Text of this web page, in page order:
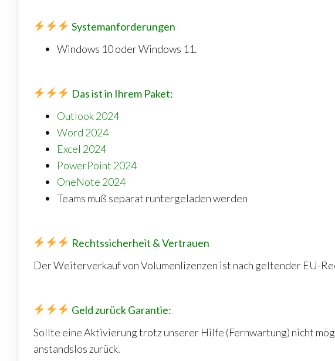
Systemanforderungen
Windows 10 oder Windows 11.
Das ist in Ihrem Paket:
Outlook 2024
Word 2024
Excel 2024
PowerPoint 2024
OneNote 2024
Teams muß separat runtergeladen werden
Rechtssicherheit & Vertrauen
Der Weiterverkauf von Volumenlizenzen ist nach geltender EU-
Geld zurück Garantie:
Sollte eine Aktivierung trotz unserer Hilfe (Fernwartung) nicht
anstandslos zurück.